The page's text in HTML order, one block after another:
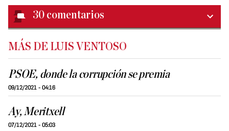
30 comentarios
MÁS DE LUIS VENTOSO
PSOE, donde la corrupción se premia
09/12/2021 - 04:16
Ay, Meritxell
07/12/2021 - 05:03